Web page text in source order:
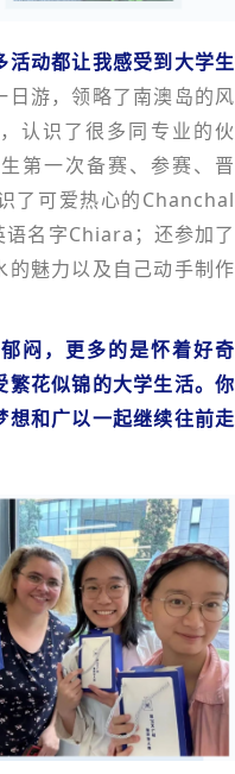
活动都让我感受到大学生
日游，领略了南澳岛的风
认识了很多同专业的伙
第一次备赛、参赛、晋
了可爱热心的Chanchal
名字Chiara；还参加了
的魅力以及自己动手制作
闷，更多的是怀着好奇
花似锦的大学生活。 你
想和广以一起继续往前走